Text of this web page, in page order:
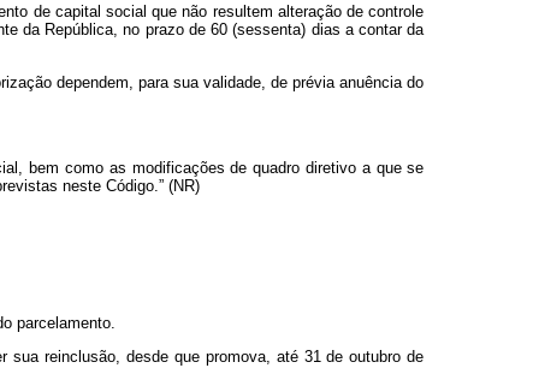
de capital social que não resultem alteração de controle
da República, no prazo de 60 (sessenta) dias a contar da
dependem, para sua validade, de prévia anuência do
bem como as modificações de quadro diretivo a que se
neste Código.” (NR)
parcelamento.
sua reinclusão, desde que promova, até 31 de outubro de